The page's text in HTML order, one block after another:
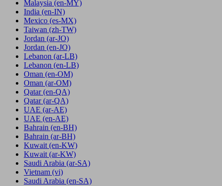
Malaysia (en-MY)
India (en-IN)
Mexico (es-MX)
Taiwan (zh-TW)
Jordan (ar-JO)
Jordan (en-JO)
Lebanon (ar-LB)
Lebanon (en-LB)
Oman (en-OM)
Oman (ar-OM)
Qatar (en-QA)
Qatar (ar-QA)
UAE (ar-AE)
UAE (en-AE)
Bahrain (en-BH)
Bahrain (ar-BH)
Kuwait (en-KW)
Kuwait (ar-KW)
Saudi Arabia (ar-SA)
Vietnam (vi)
Saudi Arabia (en-SA)